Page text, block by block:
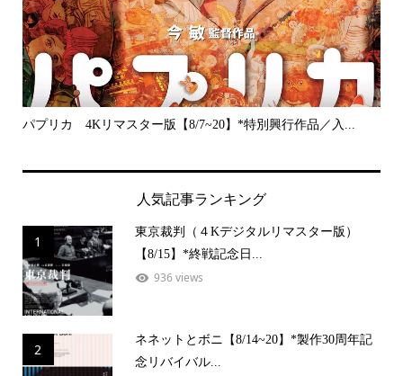
パプリカ 4Kリマスター版【8/7~20】*特別興行作品／入...
人気記事ランキング
1
東京裁判（４Kデジタルリマスター版）
【8/15】*終戦記念日...
936 views
2
ネネットとボニ【8/14~20】*製作30周年記
念リバイバル...